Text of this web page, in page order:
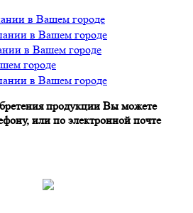
продукции Вы можете
или по электронной почте